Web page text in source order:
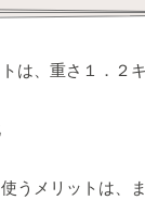
は、重さ１．２
うメリットは、